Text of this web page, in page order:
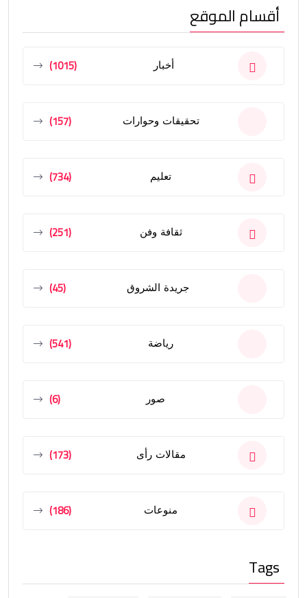
أقسام الموقع
أخبار (1015)
تحقيقات وحوارات (157)
تعليم (734)
ثقافة وفن (251)
جريدة الشروق (45)
رياضة (541)
صور (6)
مقالات رأى (173)
منوعات (186)
Tags